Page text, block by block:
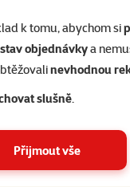
k tomu, abychom si
stav objednávkya
nevhodnou
slušně.
Přijmout vše
1 899 Kč
8